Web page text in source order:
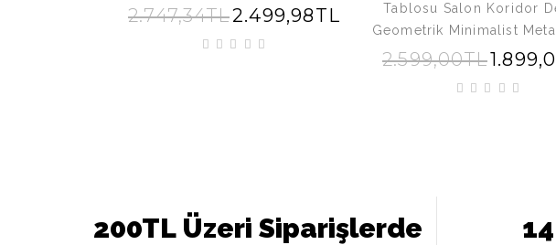
2.747,34TL2.499,98TL
Tablosu Salon Koridor
Geometrik Minimalist
2.599,00TL
200TL Üzeri Siparişlerde